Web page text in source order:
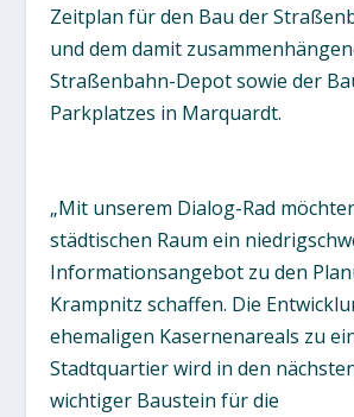
Zeitplan für den Bau der
und dem damit
Straßenbahn-Depot sowie der
Parkplatzes in Marquardt.
„Mit unserem Dialog-Rad
städtischen Raum ein
Informationsangebot zu den
Krampnitz schaffen. Die
ehemaligen Kasernenareals zu
Stadtquartier wird in den
wichtiger Baustein für die